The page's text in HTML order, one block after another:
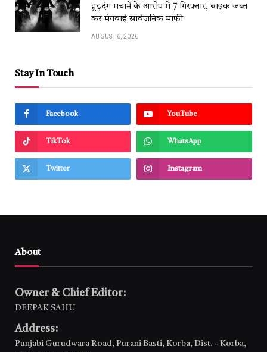
हुड़दंग मचाने के आरोप में 7 गिरफ्तार, बाइक जब्त
कर मंगवाई सार्वजनिक माफी
AUGUST 6, 2026
Stay In Touch
Facebook YouTube
TikTok WhatsApp
Twitter Instagram
About
Owner & Chief Editor:
DEEPAK SAHU
Address:
Punjabi Gurudwara Road, Purani Basti, Korba, Dist. - Korba,